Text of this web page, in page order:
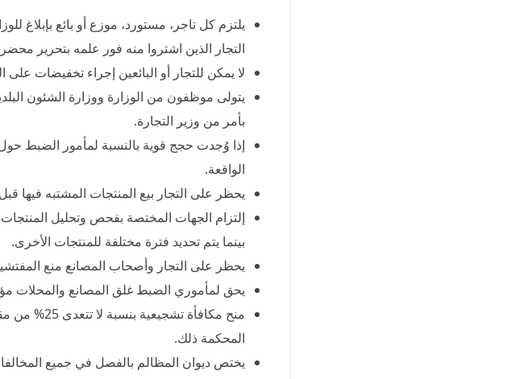
يلتزم كل تاجر، مستورد، موزع أو بائع بإبلاغ
التجار الذين اشتروا منه فور علمه بتحرير
لا يمكن للتجار أو البائعين إجراء تخفيضات
يتولى موظفون من الوزارة ووزارة الشئون
بأمر من وزير التجارة.
إذا وُجدت حجج قوية بالنسبة لمأمور الضبط
الواقعة.
يحظر على التجار بيع المنتجات المشتبه فيها
بينما يتم تحديد فترة مختلفة للمنتجات الأخرى.
يحظر على التجار وأصحاب المصانع منع
يحق لمأموري الضبط غلق المصانع والمحلات
منح
المحكمة ذلك.
يختص ديوان المظالم بالفصل في جميع